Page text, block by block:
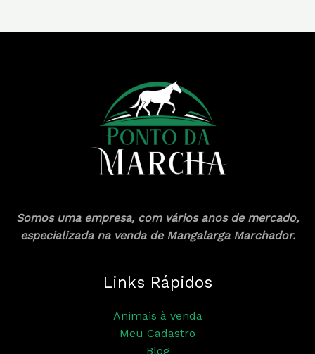
Somos uma empresa, com vários anos de mercado,
especializada na venda de Mangalarga Marchador.
Links Rápidos
Animais à venda
Meu Cadastro
Blog